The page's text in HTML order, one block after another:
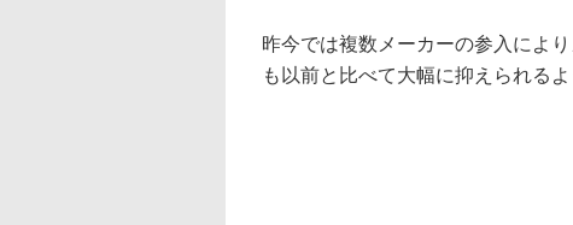
昨今では複数メーカーの参入によ
も以前と比べて大幅に抑えられるよ